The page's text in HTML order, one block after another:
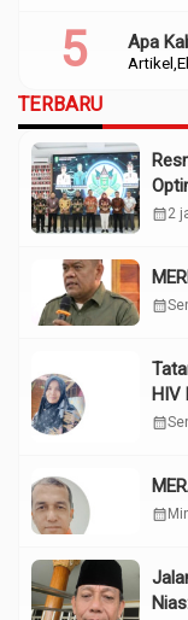
Artikel
Apa
TERBARU
calendar_month2
calendar_month
HIV
calendar_month
calendar_month